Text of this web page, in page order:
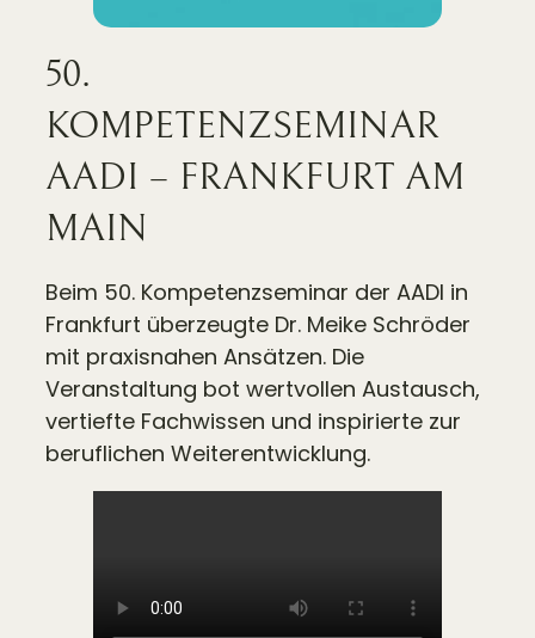
50.
KOMPETENZSEMINAR
AADI – FRANKFURT AM
MAIN
Beim 50. Kompetenzseminar der AADI in
Frankfurt überzeugte Dr. Meike Schröder
mit praxisnahen Ansätzen. Die
Veranstaltung bot wertvollen Austausch,
vertiefte Fachwissen und inspirierte zur
beruflichen Weiterentwicklung.